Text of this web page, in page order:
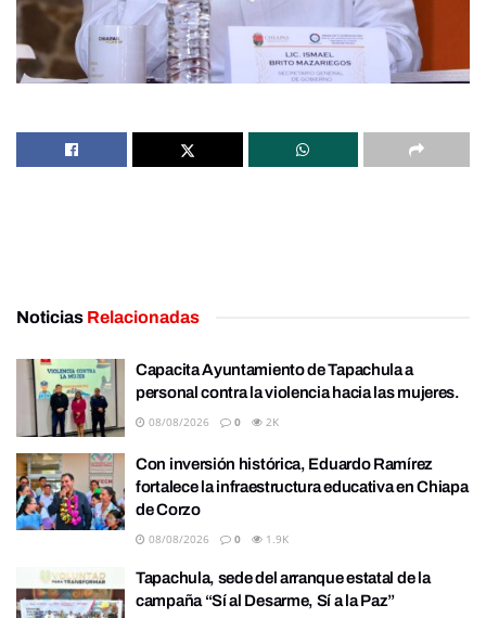
Noticias Relacionadas
Capacita Ayuntamiento de Tapachula a
personal contra la violencia hacia las mujeres.
08/08/2026 0 2K
Con inversión histórica, Eduardo Ramírez
fortalece la infraestructura educativa en Chiapa
de Corzo
08/08/2026 0 1.9K
Tapachula, sede del arranque estatal de la
campaña “Sí al Desarme, Sí a la Paz”